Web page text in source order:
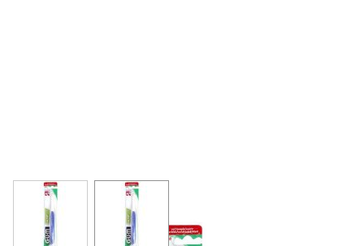
View larger imageView larger image